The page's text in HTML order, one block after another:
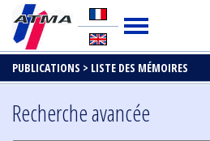
PUBLICATIONS > LISTE DES MÉMOIRES
Recherche avancée